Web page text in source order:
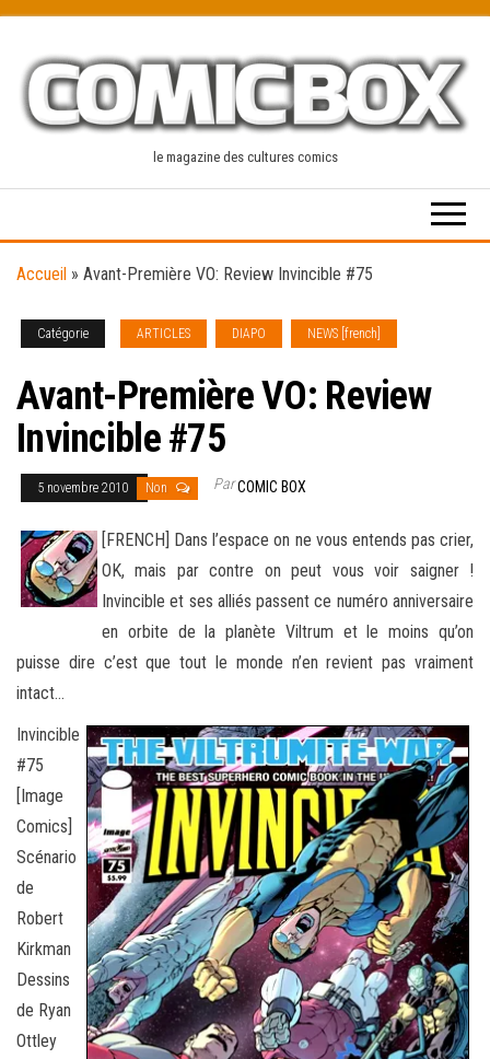
content
le magazine des cultures comics
Accueil » Avant-Première VO: Review Invincible #75
Catégorie ARTICLES DIAPO NEWS [french]
Avant-Première VO: Review
Invincible #75
5 novembre 2010 Non ParCOMIC BOX
[FRENCH] Dans l’espace on ne vous entends pas crier,
OK, mais par contre on peut vous voir saigner !
Invincible et ses alliés passent ce numéro anniversaire
en orbite de la planète Viltrum et le moins qu’on
puisse dire c’est que tout le monde n’en revient pas vraiment
intact…
Invincible
#75
[Image
Comics]
Scénario
de
Robert
Kirkman
Dessins
de Ryan
Ottley